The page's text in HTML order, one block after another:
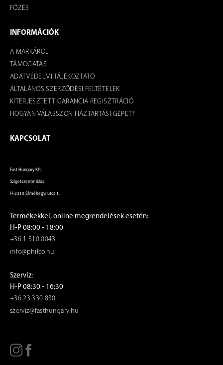
FŐZÉS
INFORMÁCIÓK
A MÁRKÁRÓL
TÁMOGATÁS
ADATVÉDELMI TÁJÉKOZTATÓ
ÁLTALÁNOS SZERZŐDÉSI FELTÉTELEK
KITERJESZTETT GARANCIA REGISZTRÁCIÓ
HOGYAN VÁLASSZON HÁZTARTÁSI GÉPET?
KAPCSOLAT
Fast Hungary Kft.
Szigetszentmiklós
H-2310 Sáméhegyi utca 1.
Termékekkel, online megrendelések esetén:
H-P 08:00 - 18:00
+36 1 510 0043
info@philco.hu
Szervíz:
H-P 08:30 - 16:30
+36 23 330 830
szerviz@fasthungary.hu